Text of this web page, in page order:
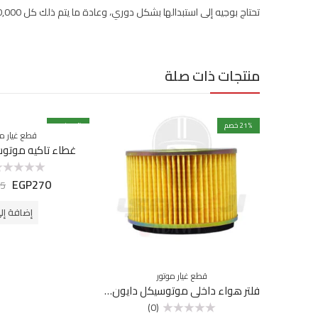
تحتاج بوجيه إلى استبدالها بشكل دوري، وعادة ما يتم ذلك كل 20,000-30,000 ميل.
منتجات ذات صلة
21% خصم
قطع غيار موتور
فلتر هواء داخلي موتوسيكل دايون 26
(0)
11% خصم
قطع غيار
غطاء تاكيه
التقييمEGP270
إضافة